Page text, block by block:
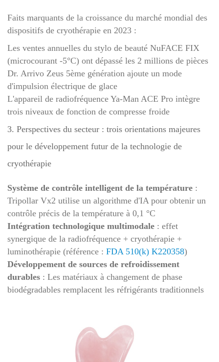
Faits marquants de la croissance du marché mondial des
dispositifs de cryothérapie en 2023 :
Les ventes annuelles du stylo de beauté NuFACE FIX
(microcourant -5°C) ont dépassé les 2 millions de pièces
Dr. Arrivo Zeus 5ème génération ajoute un mode
d'impulsion électrique de glace
L'appareil de radiofréquence Ya-Man ACE Pro intègre
trois niveaux de fonction de compresse froide
3. Perspectives du secteur : trois orientations majeures
pour le développement futur de la technologie de
cryothérapie
Système de contrôle intelligent de la température :
Tripollar Vx2 utilise un algorithme d'IA pour obtenir un
contrôle précis de la température à 0,1 °C
Intégration technologique multimodale : effet
synergique de la radiofréquence + cryothérapie +
luminothérapie (référence : FDA 510(k) K220358)
Développement de sources de refroidissement
durables : Les matériaux à changement de phase
biodégradables remplacent les réfrigérants traditionnels